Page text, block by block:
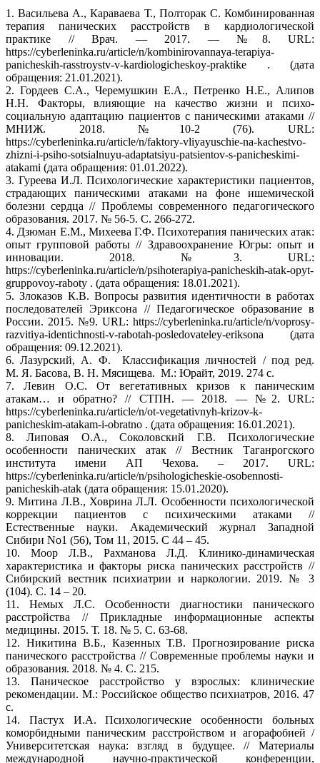
1. Васильева А., Караваева Т., Полторак С. Комбинированная
терапия панических расстройств в кардиологической
практике // Врач. — 2017. — №8. URL:
https://cyberleninka.ru/article/n/kombinirovannaya-terapiya-
panicheskih-rasstroystv-v-kardiologicheskoy-praktike . (дата
обращения: 21.01.2021).
2. Гордеев С.А., Черемушкин Е.А., Петренко Н.Е., Алипов
Н.Н. Факторы, влияющие на качество жизни и психо-
социальную адаптацию пациентов с паническими атаками //
МНИЖ. 2018. №10-2 (76). URL:
https://cyberleninka.ru/article/n/faktory-vliyayuschie-na-kachestvo-
zhizni-i-psiho-sotsialnuyu-adaptatsiyu-patsientov-s-panicheskimi-
atakami (дата обращения: 01.01.2022).
3. Гуреева И.Л. Психологические характеристики пациентов,
страдающих паническими атаками на фоне ишемической
болезни сердца // Проблемы современного педагогического
образования. 2017. № 56-5. С. 266-272.
4. Дзюман Е.М., Михеева Г.Ф. Психотерапия панических атак:
опыт групповой работы // Здравоохранение Югры: опыт и
инновации. 2018. №3. URL:
https://cyberleninka.ru/article/n/psihoterapiya-panicheskih-atak-opyt-
gruppovoy-raboty . (дата обращения: 18.01.2021).
5. Злоказов К.В. Вопросы развития идентичности в работах
последователей Эриксона // Педагогическое образование в
России. 2015. №9. URL: https://cyberleninka.ru/article/n/voprosy-
razvitiya-identichnosti-v-rabotah-posledovateley-eriksona (дата
обращения: 09.12.2021).
6. Лазурский, А. Ф. Классификация личностей / под ред.
М. Я. Басова, В. Н. Мясищева. М.: Юрайт, 2019. 274 с.
7. Левин О.С. От вегетативных кризов к паническим
атакам… и обратно? // СТПН. — 2018. — №2. URL:
https://cyberleninka.ru/article/n/ot-vegetativnyh-krizov-k-
panicheskim-atakam-i-obratno . (дата обращения: 16.01.2021).
8. Липовая О.А., Соколовский Г.В. Психологические
особенности панических атак // Вестник Таганрогского
института имени АП Чехова. – 2017. URL:
https://cyberleninka.ru/article/n/psihologicheskie-osobennosti-
panicheskih-atak (дата обращения: 15.01.2020).
9. Митина Л.В., Ховрина Л.Л. Особенности психологической
коррекции пациентов с психическими атаками //
Естественные науки. Академический журнал Западной
Сибири No1 (56), Том 11, 2015. С 44 – 45.
10. Моор Л.В., Рахманова Л.Д. Клинико-динамическая
характеристика и факторы риска панических расстройств //
Сибирский вестник психиатрии и наркологии. 2019. № 3
(104). С. 14 – 20.
11. Немых Л.С. Особенности диагностики панического
расстройства // Прикладные информационные аспекты
медицины. 2015. Т. 18. № 5. С. 63-68.
12. Никитина В.Б., Казенных Т.В. Прогнозирование риска
панического расстройства // Современные проблемы науки и
образования. 2018. № 4. С. 215.
13. Паническое расстройство у взрослых: клинические
рекомендации. М.: Российское общество психиатров, 2016. 47
с.
14. Пастух И.А. Психологические особенности больных
коморбидными паническим расстройством и агорафобией /
Университетская наука: взгляд в будущее. // Материалы
международной научно-практической конференции,